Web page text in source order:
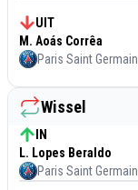
UIT
M. Aoás Corrêa
Paris Saint Germain
Wissel
IN
L. Lopes Beraldo
Paris Saint Germain